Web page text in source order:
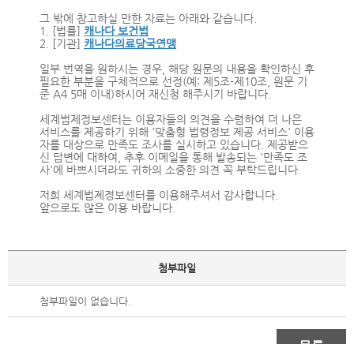
그 밖에 참고하실 만한 자료는 아래와 같습니다.
1. [법률] 캐나다 보건법
2. [기관] 캐나다의료당국연맹
일부 번역을 원하시는 경우, 해당 원문의 내용을 확인하신 후
필요한 부분을 구체적으로 선정(예: 제5조-제10조, 원문 기
준 A4 5매 이내)하시어 재신청 해주시기 바랍니다.
세계법제정보센터는 이용자들의 의견을 수렴하여 더 나은
서비스를 제공하기 위해 '맞춤형 법령정보 제공 서비스' 이용
자를 대상으로 만족도 조사를 실시하고 있습니다. 제공받으
신 답변에 대하여, 추후 이메일을 통해 발송되는 '만족도 조
사'에 바쁘시더라도 귀하의 소중한 의견 꼭 부탁드립니다.
저희 세계법제정보센터를 이용해주셔서 감사합니다.
앞으로도 많은 이용 바랍니다.
첨부파일
첨부파일이 없습니다.